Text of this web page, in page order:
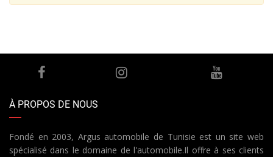
À PROPOS DE NOUS
Fondé en 2003, Argus automobile de Tunisie est un site web
spécialisé dans le domaine de l'automobile.Il offre à ses clients